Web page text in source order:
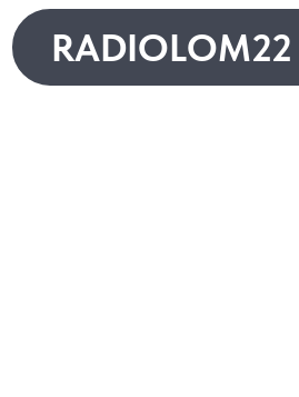
RADIOLOM22